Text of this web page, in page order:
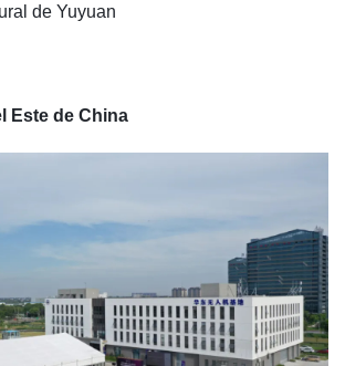
de Yuyuan
Este de China